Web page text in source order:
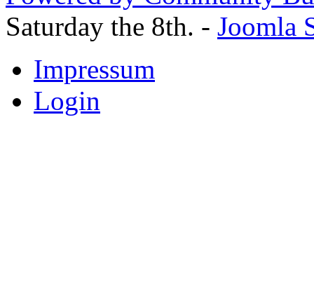
Saturday the 8th. - Joomla
Impressum
Login